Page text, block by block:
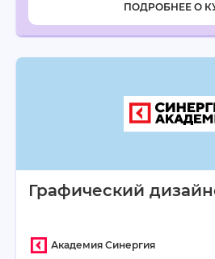
ПОДРОБНЕЕ О
Графический
Академия Синергия